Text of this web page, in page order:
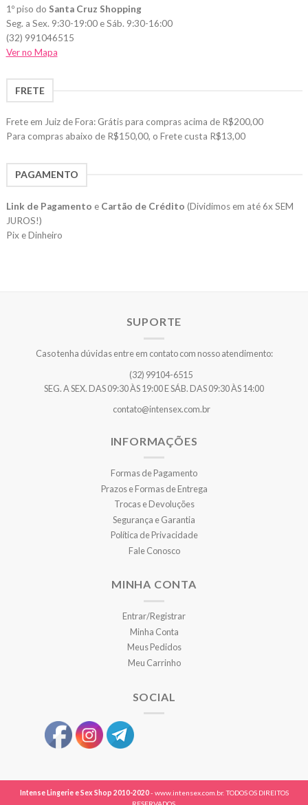
1º piso do Santa Cruz Shopping
Seg. a Sex. 9:30-19:00 e Sáb. 9:30-16:00
(32) 991046515
Ver no Mapa
FRETE
Frete em Juiz de Fora: Grátis para compras acima de R$200,00
Para compras abaixo de R$150,00, o Frete custa R$13,00
PAGAMENTO
Link de Pagamento e Cartão de Crédito (Dividimos em até 6x SEM
JUROS!)
Pix e Dinheiro
SUPORTE
Caso tenha dúvidas entre em contato com nosso atendimento:
(32) 99104-6515
SEG. A SEX. DAS 09:30 ÀS 19:00 E SÁB. DAS 09:30 ÀS 14:00
contato@intensex.com.br
INFORMAÇÕES
Formas de Pagamento
Prazos e Formas de Entrega
Trocas e Devoluções
Segurança e Garantia
Política de Privacidade
Fale Conosco
MINHA CONTA
Entrar/Registrar
Minha Conta
Meus Pedidos
Meu Carrinho
SOCIAL
Intense Lingerie e Sex Shop 2010-2020- www.intensex.com.br. TODOS OS DIREITOS